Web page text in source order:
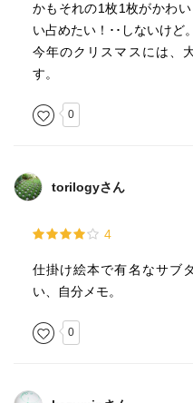
かもそれの1枚1枚がかわ
い占めたい！･･しないけど。
今年のクリスマスには、
す。
0
torilogyさん
4
仕掛け絵本で有名なサブ
い、自分メモ。
0